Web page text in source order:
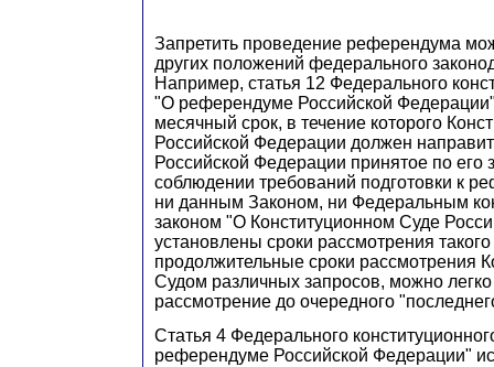
Запретить проведение референдума
других положений федерального
Например, статья 12 Федерального
"О референдуме Российской
месячный срок, в течение которого
Российской Федерации должен
Российской Федерации принятое по его
соблюдении требований подготовки к
ни данным Законом, ни Федеральным
законом "О Конституционном Суде
установлены сроки рассмотрения
продолжительные сроки рассмотрения
Судом различных запросов, можно легко
рассмотрение до очередного
Статья 4 Федерального
референдуме Российской Федерации"